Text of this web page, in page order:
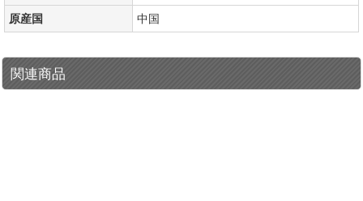
原産国
中国
関連商品